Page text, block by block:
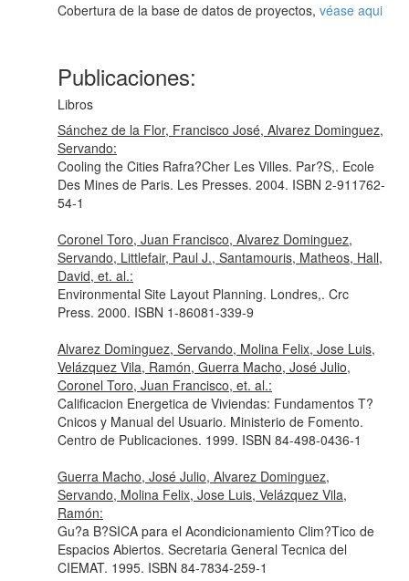
Cobertura de la base de datos de proyectos, véase aqui
Publicaciones:
Libros
Sánchez de la Flor, Francisco José, Alvarez Dominguez,
Servando:
Cooling the Cities Rafra?Cher Les Villes. Par?S,. Ecole
Des Mines de Paris. Les Presses. 2004. ISBN 2-911762-
54-1
Coronel Toro, Juan Francisco, Alvarez Dominguez,
Servando, Littlefair, Paul J., Santamouris, Matheos, Hall,
David, et. al.:
Environmental Site Layout Planning. Londres,. Crc
Press. 2000. ISBN 1-86081-339-9
Alvarez Dominguez, Servando, Molina Felix, Jose Luis,
Velázquez Vila, Ramón, Guerra Macho, José Julio,
Coronel Toro, Juan Francisco, et. al.:
Calificacion Energetica de Viviendas: Fundamentos T?
Cnicos y Manual del Usuario. Ministerio de Fomento.
Centro de Publicaciones. 1999. ISBN 84-498-0436-1
Guerra Macho, José Julio, Alvarez Dominguez,
Servando, Molina Felix, Jose Luis, Velázquez Vila,
Ramón:
Gu?a B?SICA para el Acondicionamiento Clim?Tico de
Espacios Abiertos. Secretaria General Tecnica del
CIEMAT. 1995. ISBN 84-7834-259-1